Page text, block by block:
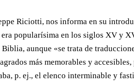
Riciotti, nos informa en su
popularísima en los siglos XV y
aunque «se trata de
más memorables y
p. ej., el elenco interminable y